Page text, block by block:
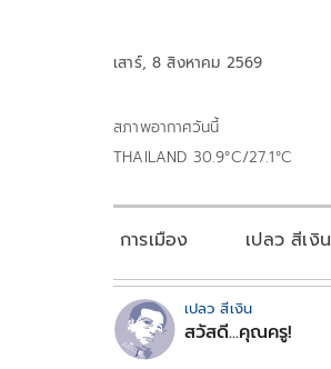
เสาร์, 8 สิงหาคม 2569
สภาพอากาศวันนี้
THAILAND 30.9°C/27.1°C
การเมือง เปลว สีเงิน
เปลว สีเงิน
สวัสดี...คุณครู!